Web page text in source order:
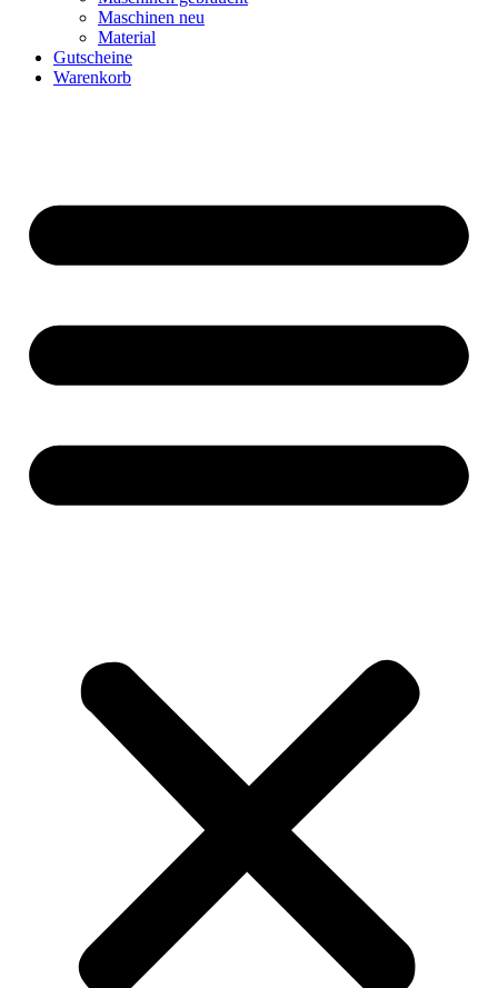
Maschinen neu
Material
Gutscheine
Warenkorb